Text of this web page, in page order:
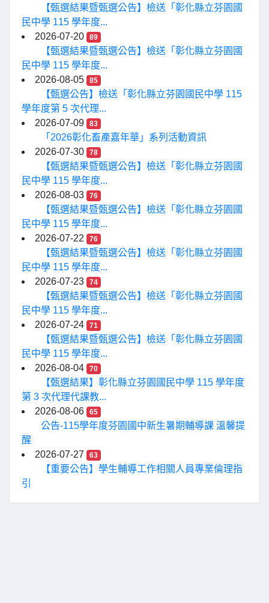
【甄選結果暨甄選公告】檢送「彰化縣立芬園國
民中學 115 學年度...
2026-07-20
89
【甄選結果暨甄選公告】檢送「彰化縣立芬園國
民中學 115 學年度...
2026-08-05
85
【甄選公告】檢送「彰化縣立芬園國民中學 115
學年度第 5 次代理...
2026-07-09
83
「2026彰化畜產嘉年華」系列活動資訊
2026-07-30
78
【甄選結果暨甄選公告】檢送「彰化縣立芬園國
民中學 115 學年度...
2026-08-03
76
【甄選結果暨甄選公告】檢送「彰化縣立芬園國
民中學 115 學年度...
2026-07-22
76
【甄選結果暨甄選公告】檢送「彰化縣立芬園國
民中學 115 學年度...
2026-07-23
74
【甄選結果暨甄選公告】檢送「彰化縣立芬園國
民中學 115 學年度...
2026-07-24
71
【甄選結果暨甄選公告】檢送「彰化縣立芬園國
民中學 115 學年度...
2026-08-04
70
【甄選結果】彰化縣立芬園國民中學 115 學年度
第 3 次代理代課教...
2026-08-06
65
公告-115學年度芬園國中新生暑期輔導課 溫馨提
醒
2026-07-27
63
【重要公告】學生輔導工作相關人員專業倫理指
引